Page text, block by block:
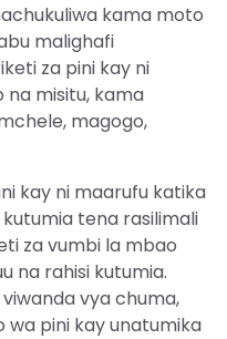
kama moto
malighafi
za pini kay ni
misitu, kama
magogo,
kay ni maarufu katika
tena rasilimali
za vumbi la mbao
na rahisi kutumia.
vya chuma,
wa pini kay unatumika